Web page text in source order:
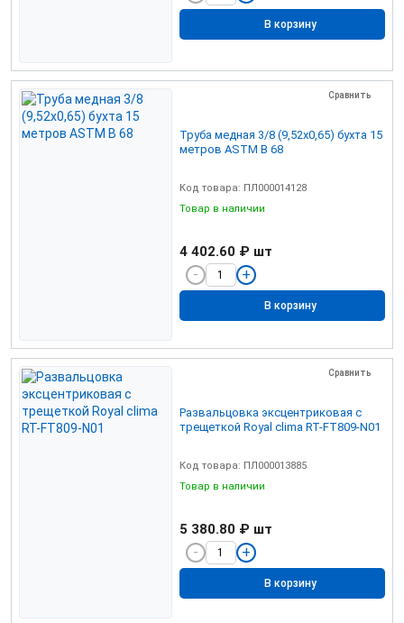
В корзину
Сравнить
Труба медная 3/8 (9,52х0,65) бухта 15
метров ASTM B 68
Код товара: ПЛ000014128
Товар в наличии
4 402.60 ₽ шт
В корзину
Сравнить
Развальцовка эксцентриковая с
трещеткой Royal clima RT-FT809-N01
Код товара: ПЛ000013885
Товар в наличии
5 380.80 ₽ шт
В корзину